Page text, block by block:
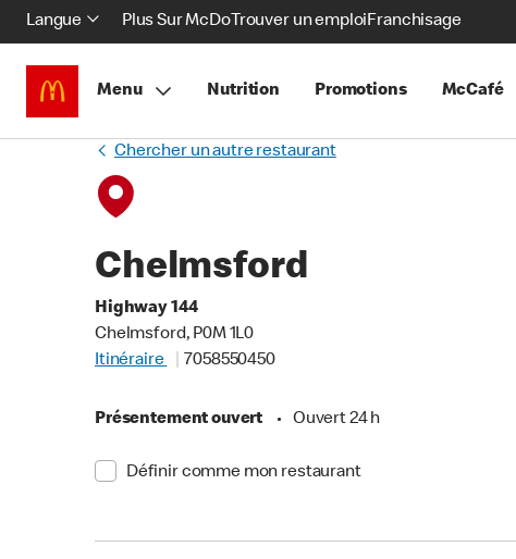
Langue Plus Sur McDoTrouver un emploiFranchisage
Menu Nutrition Promotions McCafé
Chercher un autre restaurant
Chelmsford
Highway 144
Chelmsford, P0M 1L0
Itinéraire
7058550450
Présentement ouvert • Ouvert 24 h
Définir comme mon restaurant